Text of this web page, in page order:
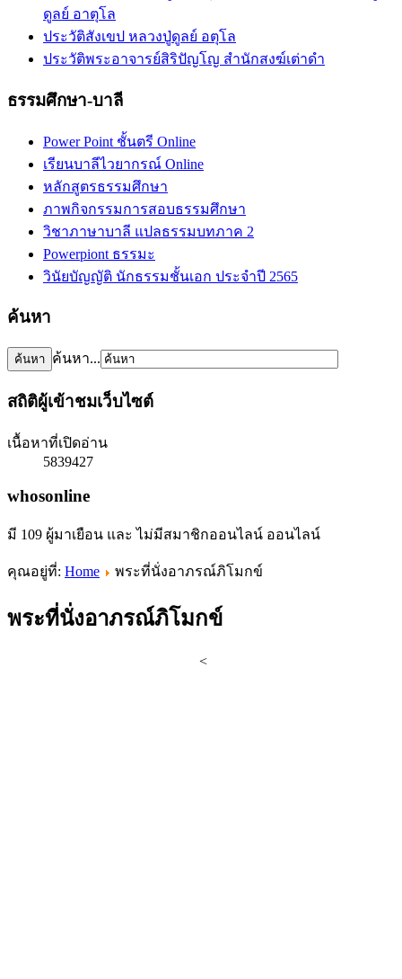
ดูลย์ อาตุโล
ประวัติสังเขป หลวงปู่ดูลย์ อตุโล
ประวัติ​พระ​อาจารย์​สิริ​ปัญโญ​ สำนัก​สงฆ์​เต่าดำ​
ธรรมศึกษา-บาลี
Power Point ชั้นตรี Online
เรียนบาลีไวยากรณ์ Online
หลักสูตรธรรมศึกษา
ภาพกิจกรรมการสอบธรรมศึกษา
วิชาภาษาบาลี แปลธรรมบทภาค 2
Powerpiont ธรรมะ
วินัยบัญญัติ นักธรรมชั้นเอก ประจำปี 2565
ค้นหา
ค้นหา...
สถิติผู้เข้าชมเว็บไซต์
เนื้อหาที่เปิดอ่าน
5839427
whosonline
มี 109 ผู้มาเยือน และ ไม่มีสมาชิกออนไลน์ ออนไลน์
คุณอยู่ที่: Home พระที่นั่งอาภรณ์ภิโมกข์
พระที่นั่งอาภรณ์ภิโมกข์
<